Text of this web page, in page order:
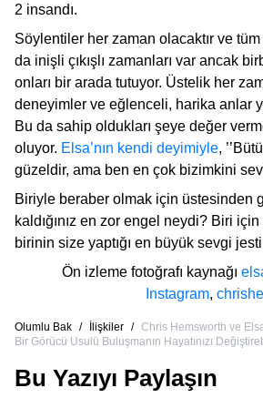
2 insandı.
Söylentiler her zaman olacaktır ve
da inişli çıkışlı zamanları var ancak
onları bir arada tutuyor. Üstelik her
deneyimler ve eğlenceli, harika anlar
Bu da sahip oldukları şeye değer
oluyor. Elsa’nın kendi deyimiyle,
güzeldir, ama ben en çok bizimkini
Biriyle beraber olmak için üstesinden
kaldığınız en zor engel neydi? Biri için
birinin size yaptığı en büyük sevgi
Ön izleme fotoğrafı kaynağı
Instagram,
Olumlu Bak / İlişkiler / Chris Hemsworth ve
Bir Görücü Usulü Buluşmanın Hayatınızı
Bu Yazıyı Paylaşın